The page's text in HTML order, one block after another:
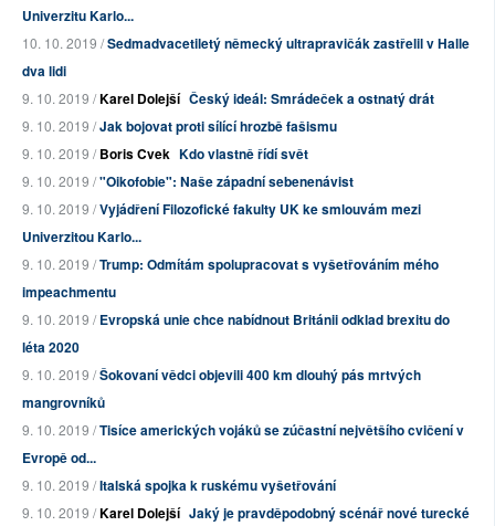
Univerzitu Karlo...
10. 10. 2019 /Sedmadvacetiletý německý ultrapravičák zastřelil v Halle
dva lidi
9. 10. 2019 /Karel Dolejší Český ideál: Smrádeček a ostnatý drát
9. 10. 2019 /Jak bojovat proti sílící hrozbě fašismu
9. 10. 2019 /Boris Cvek Kdo vlastně řídí svět
9. 10. 2019 /"Oikofobie": Naše západní sebenenávist
9. 10. 2019 /Vyjádření Filozofické fakulty UK ke smlouvám mezi
Univerzitou Karlo...
9. 10. 2019 /Trump: Odmítám spolupracovat s vyšetřováním mého
impeachmentu
9. 10. 2019 /Evropská unie chce nabídnout Británii odklad brexitu do
léta 2020
9. 10. 2019 /Šokovaní vědci objevili 400 km dlouhý pás mrtvých
mangrovníků
9. 10. 2019 /Tisíce amerických vojáků se zúčastní největšího cvičení v
Evropě od...
9. 10. 2019 /Italská spojka k ruskému vyšetřování
9. 10. 2019 /Karel Dolejší Jaký je pravděpodobný scénář nové turecké